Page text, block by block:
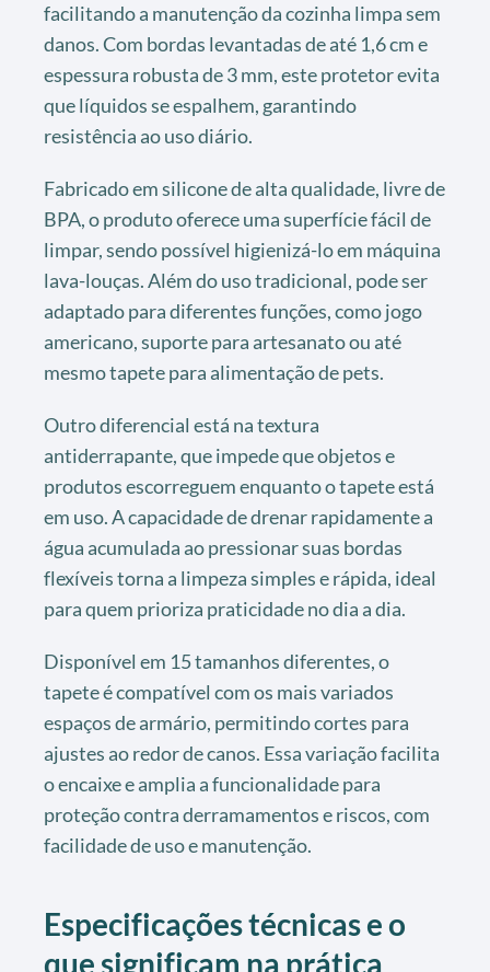
facilitando a manutenção da cozinha limpa sem
danos. Com bordas levantadas de até 1,6 cm e
espessura robusta de 3 mm, este protetor evita
que líquidos se espalhem, garantindo
resistência ao uso diário.
Fabricado em silicone de alta qualidade, livre de
BPA, o produto oferece uma superfície fácil de
limpar, sendo possível higienizá-lo em máquina
lava-louças. Além do uso tradicional, pode ser
adaptado para diferentes funções, como jogo
americano, suporte para artesanato ou até
mesmo tapete para alimentação de pets.
Outro diferencial está na textura
antiderrapante, que impede que objetos e
produtos escorreguem enquanto o tapete está
em uso. A capacidade de drenar rapidamente a
água acumulada ao pressionar suas bordas
flexíveis torna a limpeza simples e rápida, ideal
para quem prioriza praticidade no dia a dia.
Disponível em 15 tamanhos diferentes, o
tapete é compatível com os mais variados
espaços de armário, permitindo cortes para
ajustes ao redor de canos. Essa variação facilita
o encaixe e amplia a funcionalidade para
proteção contra derramamentos e riscos, com
facilidade de uso e manutenção.
Especificações técnicas e o
que significam na prática